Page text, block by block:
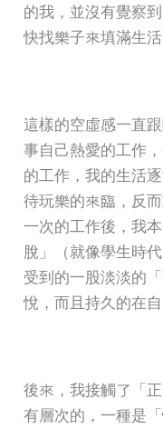
的我，並沒有覺察
快找樂子來填滿生
這樣的空虛感一直
事自己熱愛的工作
的工作，我的生活
待玩樂的來臨，反
一次的工作後，我
脫」（就像學生時
受到的一股淡淡的
悅，而且持久的在自
後來，我接觸了「
有層次的，一種是